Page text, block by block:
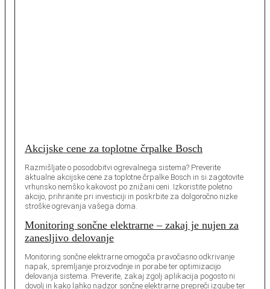
Akcijske cene za toplotne črpalke Bosch
Razmišljate o posodobitvi ogrevalnega sistema? Preverite
aktualne akcijske cene za toplotne črpalke Bosch in si zagotovite
vrhunsko nemško kakovost po znižani ceni. Izkoristite poletno
akcijo, prihranite pri investiciji in poskrbite za dolgoročno nizke
stroške ogrevanja vašega doma.
Monitoring sončne elektrarne – zakaj je nujen za
zanesljivo delovanje
Monitoring sončne elektrarne omogoča pravočasno odkrivanje
napak, spremljanje proizvodnje in porabe ter optimizacijo
delovanja sistema. Preverite, zakaj zgolj aplikacija pogosto ni
dovolj in kako lahko nadzor sončne elektrarne prepreči izgube ter